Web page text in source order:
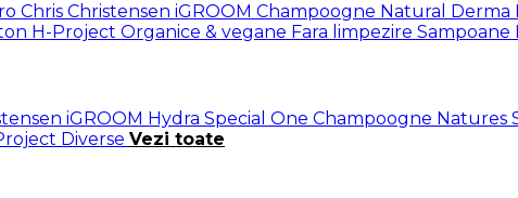
Chris Christensen iGROOM Champoogne Natural Derma
H-Project Organice & vegane Fara limpezire Sampoane
iGROOM Hydra Special One Champoogne Natures
Diverse Vezi toate